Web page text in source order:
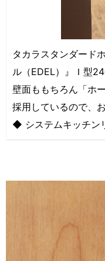
タカラスタンダード
ル（EDEL）』Ｉ型
壁面ももちろん「ホ
採用しているので、
◆ システムキッチン